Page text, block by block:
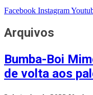
Facebook Instagram
Arquivos
Bumba-Boi
de volta aos